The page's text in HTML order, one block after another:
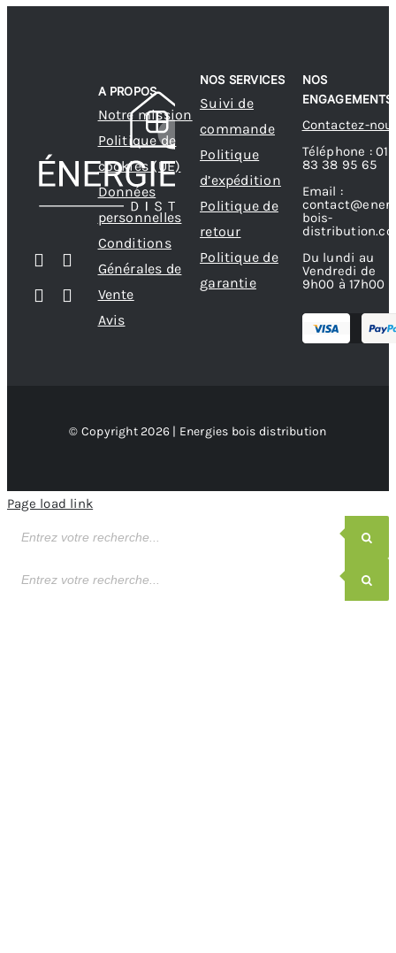
A PROPOS
Notre mission
Politique de
cookies (UE)
Données
personnelles
Conditions
Générales de
Vente
Avis
NOS SERVICES
Suivi de
commande
Politique
d’expédition
Politique de
retour
Politique de
garantie
NOS
ENGAGEMENTS
Contactez-
Téléphone : 01
83 38 95 65
Email :
bois-
Du lundi au
Vendredi de
9h00 à 17h00
© Copyright 2026 | Energies bois distribution
Page load link
de
de